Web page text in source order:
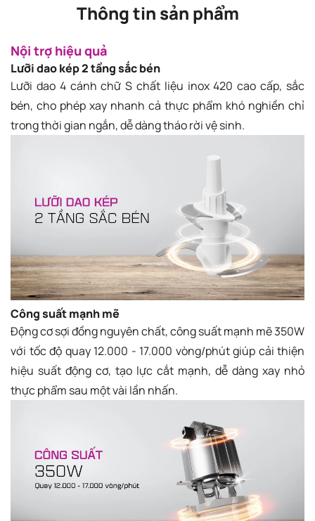
Thông tin sản phẩm
Nội trợ hiệu quả
Lưỡi dao kép 2 tầng sắc bén
Lưỡi dao 4 cánh chữ S chất liệu inox 420 cao cấp, sắc
bén, cho phép xay nhanh cả thực phẩm khó nghiền chỉ
trong thời gian ngắn, dễ dàng tháo rời vệ sinh.
Công suất mạnh mẽ
Động cơ sợi đồng nguyên chất, công suất mạnh mẽ 350W
với tốc độ quay 12.000 - 17.000 vòng/phút giúp cải thiện
hiệu suất động cơ, tạo lực cắt mạnh, dễ dàng xay nhỏ
thực phẩm sau một vài lần nhấn.